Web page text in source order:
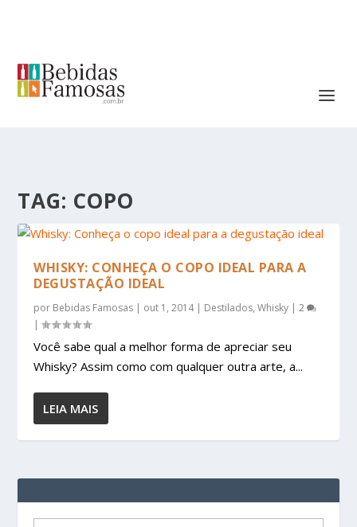
TAG: COPO
WHISKY: CONHEÇA O COPO IDEAL PARA A
DEGUSTAÇÃO IDEAL
por Bebidas Famosas | out 1, 2014| Destilados,Whisky |2
|
Você sabe qual a melhor forma de apreciar seu
Whisky? Assim como com qualquer outra arte, a...
LEIA MAIS